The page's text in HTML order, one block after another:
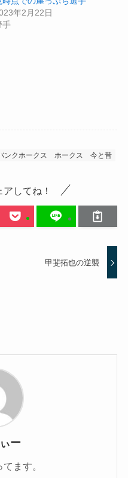
年2月22日
手
ンクホークス ホークス 今と昔
してね！
甲斐拓也の逆襲
ー
ます。